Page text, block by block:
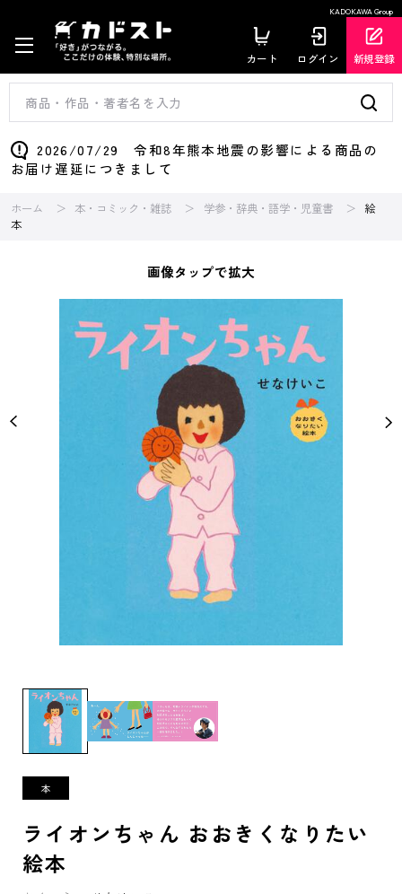
KADOKAWA Group
カート ログイン 新規登録
2026/07/29 令和8年熊本地震の影響による商品の
お届け遅延につきまして
ホーム 本・コミック・雑誌 学参・辞典・語学・児童書
絵
本
画像タップで拡大
ライオンちゃん おおきくなりたい
絵本